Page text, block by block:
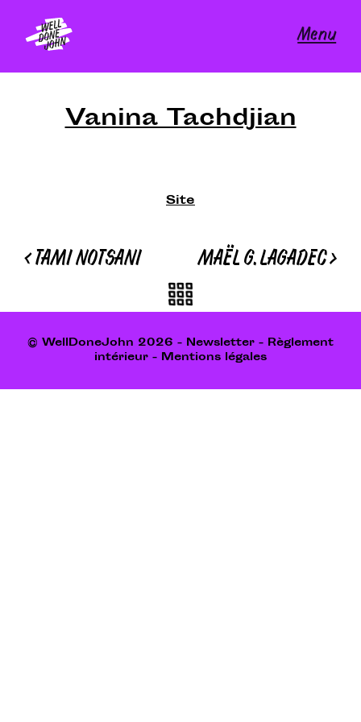
content
Menu
Vanina Tachdjian
Site
Navigation
<TAMI NOTSANI MAËL G. LAGADEC>
© WellDoneJohn 2026 - Newsletter - Règlement
intérieur - Mentions légales